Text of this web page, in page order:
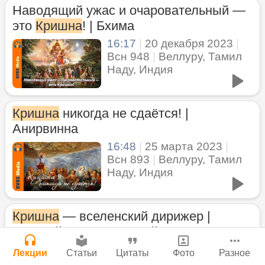
Наводящий ужас и очаровательный —
это Кришна! | Бхима
16:17 20 декабря 2023
Всн 948
Веллуру, Тамил
Наду, Индия
Кришнаникогда не сдаётся! |
Анирвинна
16:48 25 марта 2023
Всн 893
Веллуру, Тамил
Наду, Индия
Кришна— вселенский дирижер |
Локадхйакшах, Сурадхйакшах,
Дхармадхйакшах
Мы теряем нормальную жизнь и слава
Богу!
29 июля 2026|Васух|
Вишну-сахасра-нама
Богатство, которое не спрятать в
сундук
28 июля 2026|Васух|
Вишну-сахасра-нама
Где живет Верховная Личность Бога?
Каков адрес Вишну?
Чайтанье
29 июля 2026
Нектар имени Кришны
Подрыватели доверия к себе
22 июля 2026
Джанмаштами в Тбилиси 2025
Сайт
Войти|Регистрация История версий
Инструкция
Лекции Статьи Цитаты Фото Разное